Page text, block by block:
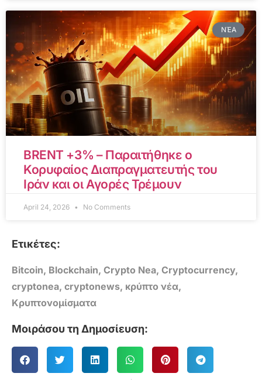
ΝΈΑ
BRENT +3% – Παραιτήθηκε ο
Κορυφαίος Διαπραγματευτής του
Ιράν και οι Αγορές Τρέμουν
April 24, 2026 No Comments
Ετικέτες:
Bitcoin, Blockchain, Crypto Nea, Cryptocurrency,
cryptonea, cryptonews, κρύπτο νέα,
Κρυπτονομίσματα
Μοιράσου τη Δημοσίευση: